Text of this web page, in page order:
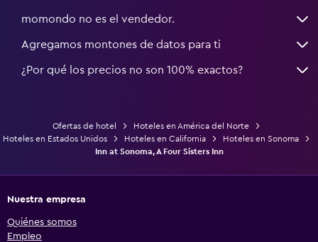
momondo no es el vendedor.
Agregamos montones de datos para ti
¿Por qué los precios no son 100% exactos?
Ofertas de hotel
Hoteles en América del Norte
Hoteles en Estados Unidos
Hoteles en California
Hoteles en Sonoma
Inn at Sonoma, A Four Sisters Inn
Nuestra empresa
Quiénes somos
Empleo